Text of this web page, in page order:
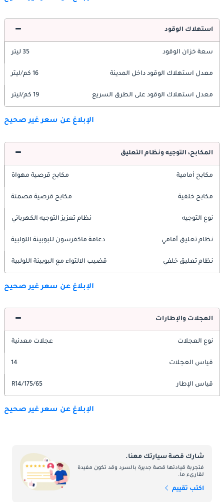
استهلاك الوقود
سعة خزان الوقود 35 ليتر
معدل استهلاك الوقود داخل المدينة 16 كم/ليتر
معدل استهلاك الوقود على الطرق السريع 19 كم/ليتر
الإبلاغ عن سعر غير صحيح
المكابح، التوجيه ونظام التعليق
مكابح أمامية مكابح قرصية مهواة
مكابح خلفية مكابح قرصية مصمتة
نوع التوجيه نظام تعزيز التوجيه الكهربائي
نظام تعليق أمامي دعامة ماكفرسون للبوبينة اللولبية
نظام تعليق خلفي قضيب الالتواء مع البوبينة اللولبية
الإبلاغ عن سعر غير صحيح
العجلات والإطارات
نوع العجلات عجلات معدنية
قياس العجلات 14
قياس الإطار 175/65/R14
الإبلاغ عن سعر غير صحيح
شارك قصة سيارتك معنا.
فتجربة قيادتها قصة جديرة بالسرد وقد تكون مفيدة
لقارىء ما.
اكتب تقييم